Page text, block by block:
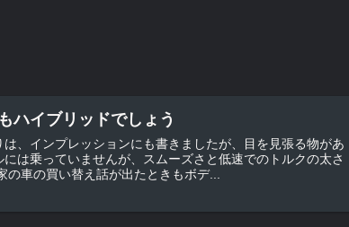
ハイブリッドでしょう
、インプレッションにも書きましたが、目を見張る物があ
は乗っていませんが、スムーズさと低速でのトルクの太さ
す。 しかし、実家の車の買い替え話が出たときもボデ...